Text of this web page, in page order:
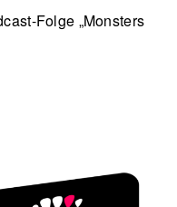
Folge „Monsters